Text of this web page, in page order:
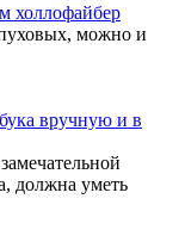
холлофайбер
можно и
вручную и в
должна уметь